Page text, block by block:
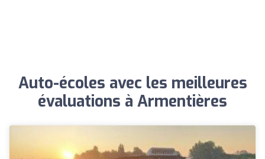
Auto-écoles avec les meilleures
évaluations à Armentières